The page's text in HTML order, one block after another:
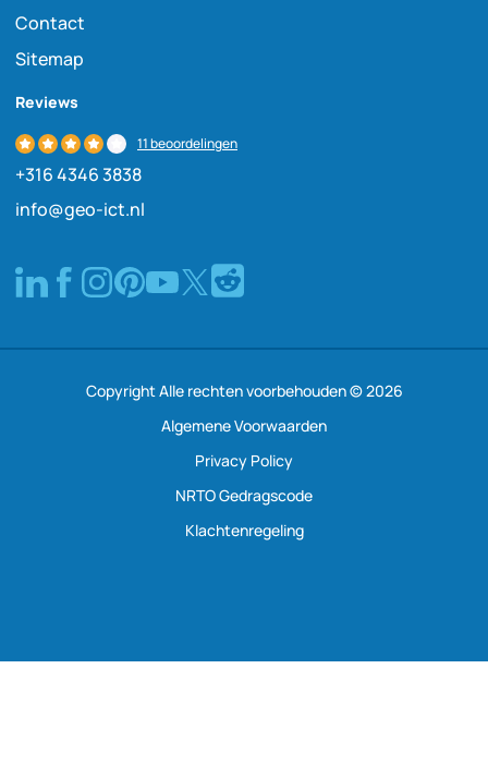
Contact
Sitemap
Reviews
11 beoordelingen
+316 4346 3838
info@geo-ict.nl
Copyright Alle rechten voorbehouden © 2026
Algemene Voorwaarden
Privacy Policy
NRTO Gedragscode
Klachtenregeling